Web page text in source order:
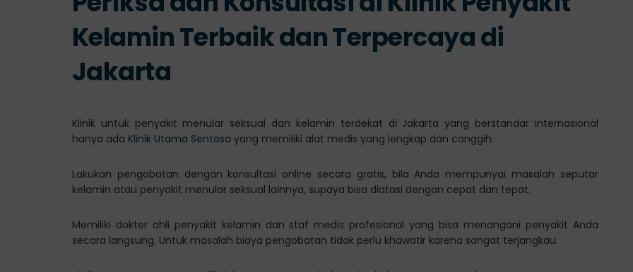
Kelamin Terbaik dan Terpercaya di
Jakarta
Klinik untuk penyakit menular seksual dan kelamin terdekat di Jakarta yang berstandar internasional
hanya ada Klinik Utama Sentosa yang memiliki alat medis yang lengkap dan canggih.
Lakukan pengobatan dengan konsultasi online secara gratis, bila Anda mempunyai masalah seputar
kelamin atau penyakit menular seksual lainnya, supaya bisa diatasi dengan cepat dan tepat.
Memiliki dokter ahli penyakit kelamin dan staf medis profesional yang bisa menangani penyakit Anda
secara langsung. Untuk masalah biaya pengobatan tidak perlu khawatir karena sangat terjangkau.